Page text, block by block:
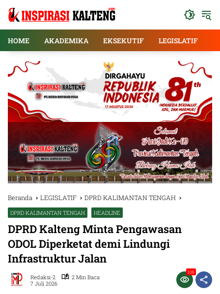
HOME
AKADEMIKA EKSEKUTIF LEGISLATIF
Beranda LEGISLATIF DPRD KALIMANTAN TENGAH
DPRD KALIMANTAN TENGAH HEADLINE
DPRD Kalteng Minta Pengawasan
ODOL Diperketat demi Lindungi
Infrastruktur Jalan
Redaksi-2
2 Min Baca
7 Juli 2026
105